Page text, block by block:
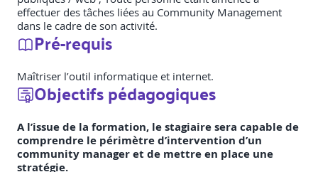
effectuer des tâches liées au Community Management
dans le cadre de son activité.
Pré-requis
Maîtriser l’outil informatique et internet.
Objectifs pédagogiques
A l’issue de la formation, le stagiaire sera capable de
comprendre le périmètre d’intervention d’un
community manager et de mettre en place une
stratégie.